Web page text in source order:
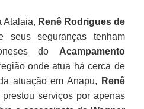
Atalaia, Renê Rodrigues de
seus seguranças tenham
do Acampamento
onde atua há cerca de
atuação em Anapu,
Renê
serviços por apenas